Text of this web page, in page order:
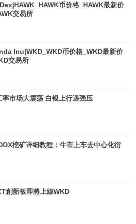
币价格_HAWK最新价
交易所
Inu|WKD_WKD币价格_WKD最新价
交易所
率市场大震荡 白银上行遇强压
挖矿详细教程：牛市上车去中心化衍
創新板即將上線WKD